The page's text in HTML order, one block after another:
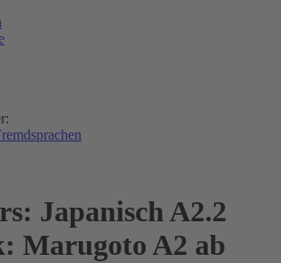
Japanisch A2.2
Marugoto A2 ab